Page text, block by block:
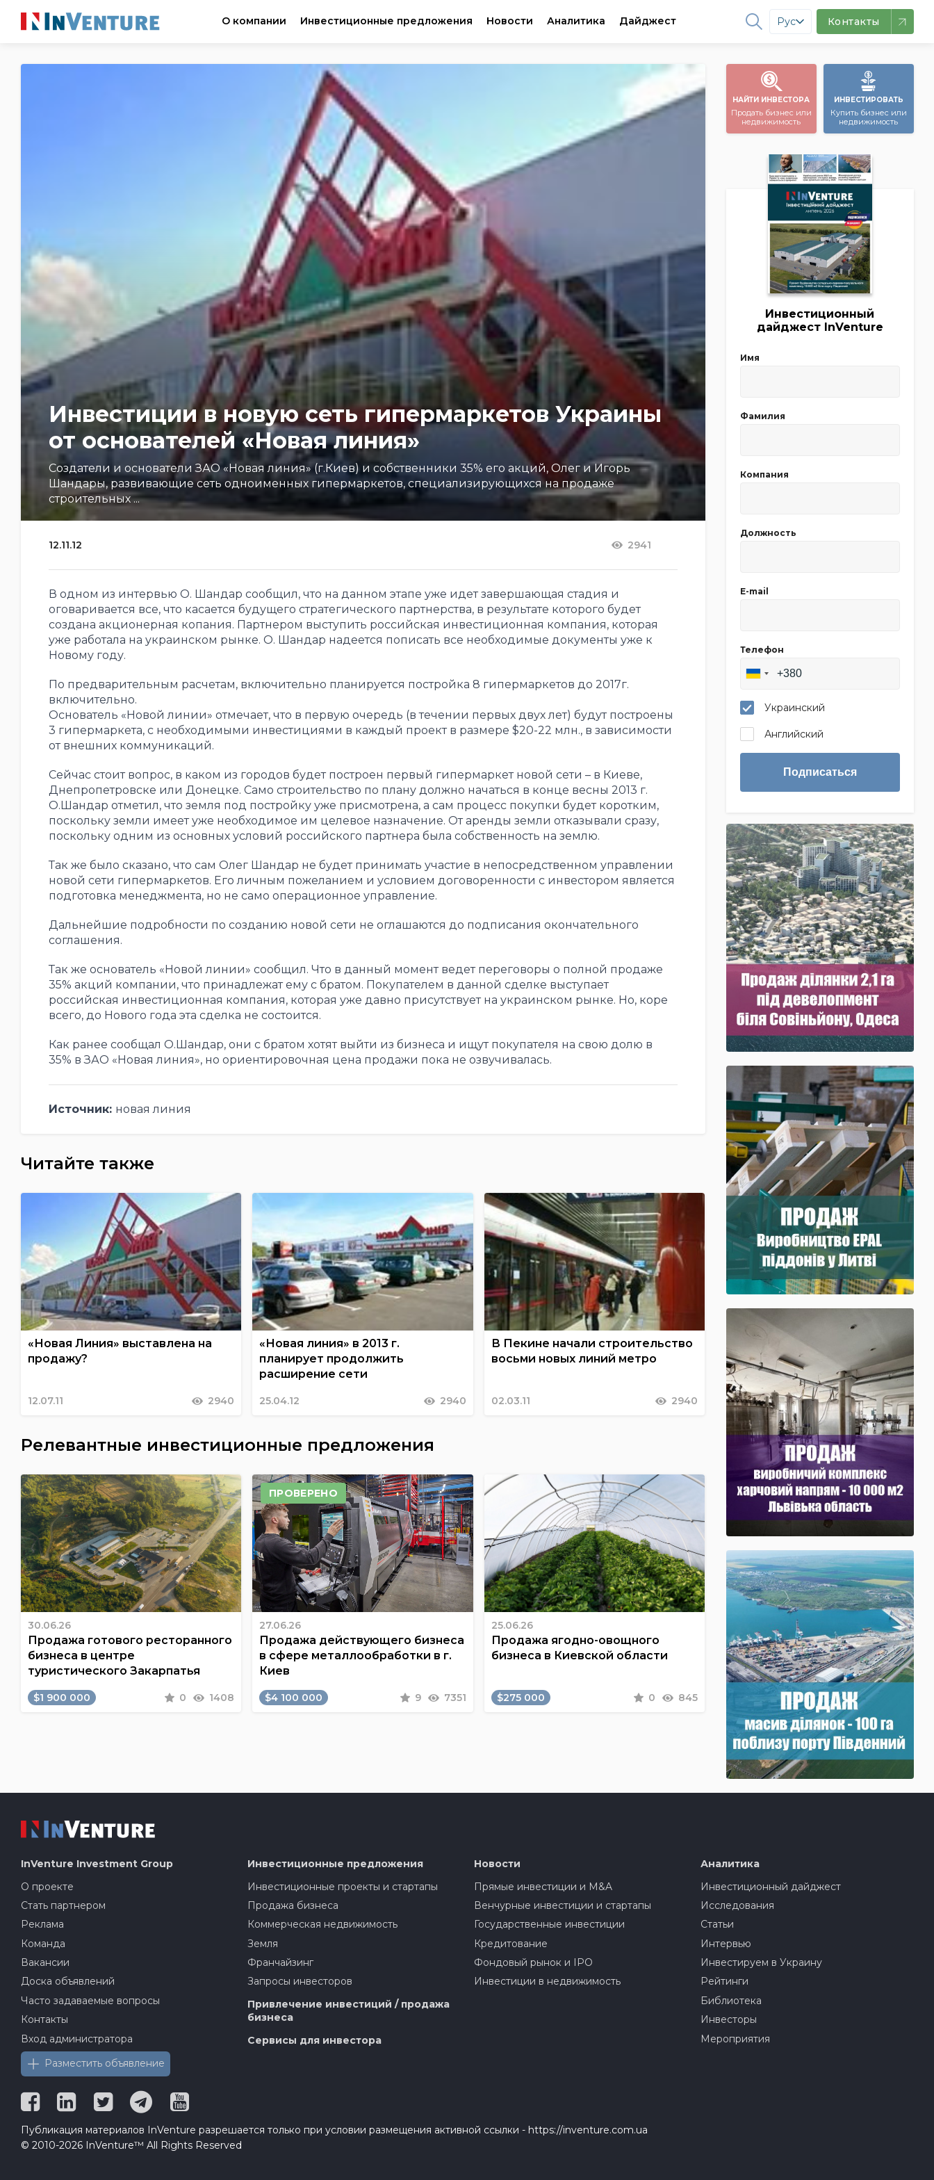
О компании Инвестиционные предложения Новости Аналитика Дайджест Рус Контакты
Инвестиции в новую сеть гипермаркетов Украины
от основателей «Новая линия»
Создатели и основатели ЗАО «Новая линия» (г.Киев) и собственники 35% его акций, Олег и Игорь
Шандары, развивающие сеть одноименных гипермаркетов, специализирующихся на продаже
строительных ...
12.11.12 2941
В одном из интервью О. Шандар сообщил, что на данном этапе уже идет завершающая стадия и
оговаривается все, что касается будущего стратегического партнерства, в результате которого будет
создана акционерная копания. Партнером выступить российская инвестиционная компания, которая
уже работала на украинском рынке. О. Шандар надеется пописать все необходимые документы уже к
Новому году.
По предварительным расчетам, включительно планируется постройка 8 гипермаркетов до 2017г.
включительно.
Основатель «Новой линии» отмечает, что в первую очередь (в течении первых двух лет) будут построены
3 гипермаркета, с необходимыми инвестициями в каждый проект в размере $20-22 млн., в зависимости
от внешних коммуникаций.
Сейчас стоит вопрос, в каком из городов будет построен первый гипермаркет новой сети – в Киеве,
Днепропетровске или Донецке. Само строительство по плану должно начаться в конце весны 2013 г.
О.Шандар отметил, что земля под постройку уже присмотрена, а сам процесс покупки будет коротким,
поскольку земли имеет уже необходимое им целевое назначение. От аренды земли отказывали сразу,
поскольку одним из основных условий российского партнера была собственность на землю.
Так же было сказано, что сам Олег Шандар не будет принимать участие в непосредственном управлении
новой сети гипермаркетов. Его личным пожеланием и условием договоренности с инвестором является
подготовка менеджмента, но не само операционное управление.
Дальнейшие подробности по созданию новой сети не оглашаются до подписания окончательного
соглашения.
Так же основатель «Новой линии» сообщил. Что в данный момент ведет переговоры о полной продаже
35% акций компании, что принадлежат ему с братом. Покупателем в данной сделке выступает
российская инвестиционная компания, которая уже давно присутствует на украинском рынке. Но, коре
всего, до Нового года эта сделка не состоится.
Как ранее сообщал О.Шандар, они с братом хотят выйти из бизнеса и ищут покупателя на свою долю в
35% в ЗАО «Новая линия», но ориентировочная цена продажи пока не озвучивалась.
Источник: новая линия
Читайте также
«Новая Линия» выставлена на
продажу?
12.07.11 2940
«Новая линия» в 2013 г.
планирует продолжить
расширение сети
25.04.12 2940
В Пекине начали строительство
восьми новых линий метро
02.03.11 2940
Релевантные инвестиционные предложения
30.06.26
Продажа готового ресторанного
бизнеса в центре
туристического Закарпатья
$1 900 000 0 1408
ПРОВЕРЕНО
27.06.26
Продажа действующего бизнеса
в сфере металлообработки в г.
Киев
$4 100 000 9 7351
25.06.26
Продажа ягодно-овощного
бизнеса в Киевской области
$275 000 0 845
НАЙТИ ИНВЕСТОРА
Продать бизнес или
недвижимость
ИНВЕСТИРОВАТЬ
Купить бизнес или
недвижимость
Инвестиционный
дайджест InVenture
Имя
Фамилия
Компания
Должность
E-mail
Телефон
Украинский
Английский
Подписаться
InVenture Investment Group
О проекте
Стать партнером
Реклама
Команда
Вакансии
Доска объявлений
Часто задаваемые вопросы
Контакты
Вход администратора
Разместить объявление
Инвестиционные предложения
Инвестиционные проекты и стартапы
Продажа бизнеса
Коммерческая недвижимость
Земля
Франчайзинг
Запросы инвесторов
Привлечение инвестиций / продажа
бизнеса
Сервисы для инвестора
Новости
Прямые инвестиции и M&A
Венчурные инвестиции и стартапы
Государственные инвестиции
Кредитование
Фондовый рынок и IPO
Инвестиции в недвижимость
Аналитика
Инвестиционный дайджест
Исследования
Статьи
Интервью
Инвестируем в Украину
Рейтинги
Библиотека
Инвесторы
Мероприятия
Публикация материалов InVenture разрешается только при условии размещения активной ссылки - https://inventure.com.ua
© 2010-2026 InVenture™ All Rights Reserved